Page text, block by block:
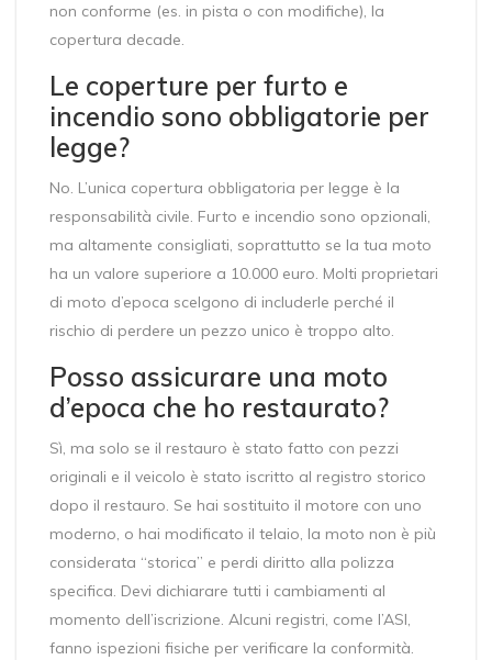
non conforme (es. in pista o con modifiche), la
copertura decade.
Le coperture per furto e
incendio sono obbligatorie per
legge?
No. L’unica copertura obbligatoria per legge è la
responsabilità civile. Furto e incendio sono opzionali,
ma altamente consigliati, soprattutto se la tua moto
ha un valore superiore a 10.000 euro. Molti proprietari
di moto d’epoca scelgono di includerle perché il
rischio di perdere un pezzo unico è troppo alto.
Posso assicurare una moto
d’epoca che ho restaurato?
Sì, ma solo se il restauro è stato fatto con pezzi
originali e il veicolo è stato iscritto al registro storico
dopo il restauro. Se hai sostituito il motore con uno
moderno, o hai modificato il telaio, la moto non è più
considerata “storica” e perdi diritto alla polizza
specifica. Devi dichiarare tutti i cambiamenti al
momento dell’iscrizione. Alcuni registri, come l’ASI,
fanno ispezioni fisiche per verificare la conformità.